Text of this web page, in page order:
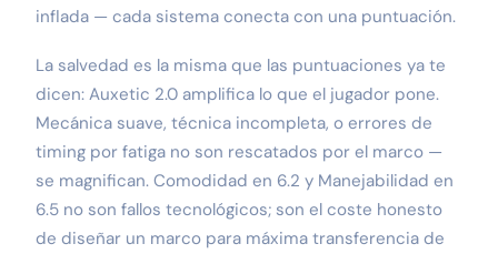
inflada — cada sistema conecta con una puntuación.
La salvedad es la misma que las puntuaciones ya te
dicen: Auxetic 2.0 amplifica lo que el jugador pone.
Mecánica suave, técnica incompleta, o errores de
timing por fatiga no son rescatados por el marco —
se magnifican. Comodidad en 6.2 y Manejabilidad en
6.5 no son fallos tecnológicos; son el coste honesto
de diseñar un marco para máxima transferencia de